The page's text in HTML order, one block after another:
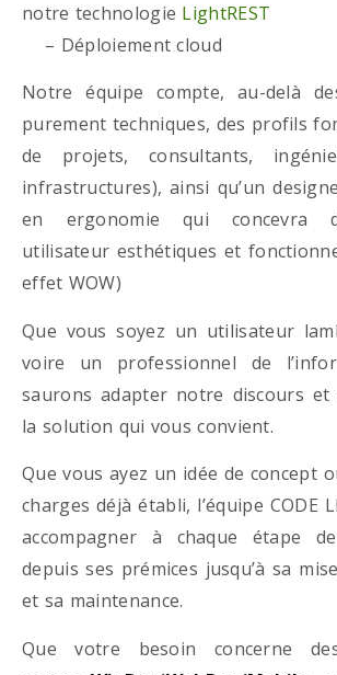
notre technologie LightREST
– Déploiement cloud
Notre équipe compte, au-delà
purement techniques, des profils
de projets, consultants,
infrastructures), ainsi qu’un
en ergonomie qui concevra
utilisateur esthétiques et
effet WOW)
Que vous soyez un utilisateur
voire un professionnel de
saurons adapter notre discours
la solution qui vous convient.
Que vous ayez un idée de concept
charges déjà établi, l’équipe CODE
accompagner à chaque étape
depuis ses prémices jusqu’à sa
et sa maintenance.
Que votre besoin concerne